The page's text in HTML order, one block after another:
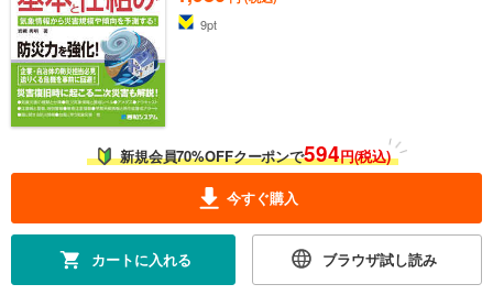
9pt
新規会員70%OFFクーポンで594円(税込)
今すぐ購入
カートに入れる ブラウザ試し読み